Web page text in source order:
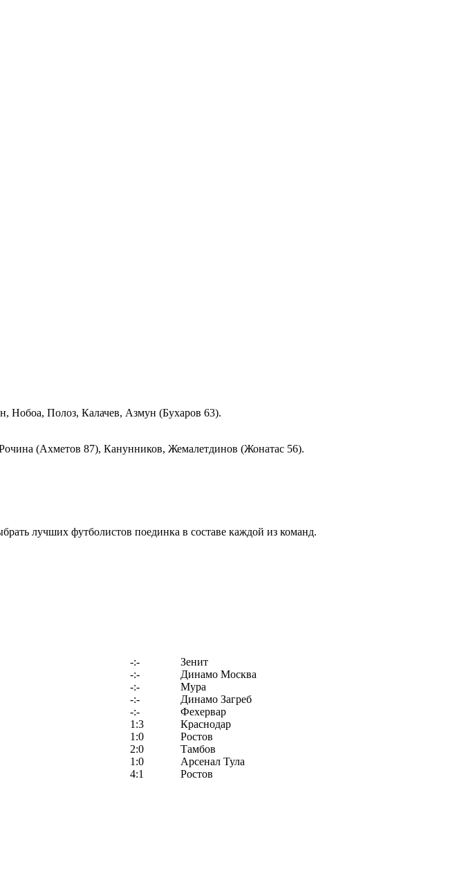
Нобоа, Полоз, Калачев, Азмун (Бухаров 63).
(Ахметов 87), Канунников, Жемалетдинов (Жонатас 56).
лучших футболистов поединка в составе каждой из команд.
-:-
Зенит
-:-
Динамо Москва
-:-
Мура
-:-
Динамо Загреб
-:-
Фехервар
1:3
Краснодар
1:0
Ростов
2:0
Тамбов
1:0
Арсенал Тула
4:1
Ростов